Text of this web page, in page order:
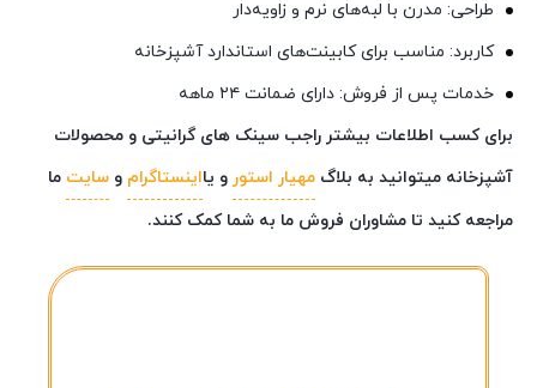
طراحی: مدرن با لبه‌های نرم و زاویه‌دار
کاربرد: مناسب برای کابینت‌های استاندارد آشپزخانه
خدمات پس از فروش: دارای ضمانت ۲۴ ماهه
برای کسب اطلاعات بیشتر راجب سینک های گرانیتی و محصولات
آشپزخانه میتوانید به بلاگ مهیار استور و یااینستاگرام و سایت ما
مراجعه کنید تا مشاوران فروش ما به شما کمک کنند.